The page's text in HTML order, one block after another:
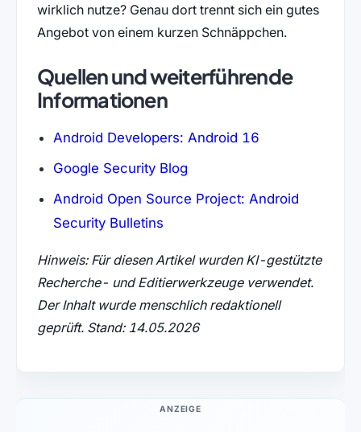
wirklich nutze? Genau dort trennt sich ein gutes
Angebot von einem kurzen Schnäppchen.
Quellen und weiterführende
Informationen
Android Developers: Android 16
Google Security Blog
Android Open Source Project: Android
Security Bulletins
Hinweis: Für diesen Artikel wurden KI-gestützte
Recherche- und Editierwerkzeuge verwendet.
Der Inhalt wurde menschlich redaktionell
geprüft. Stand: 14.05.2026
ANZEIGE